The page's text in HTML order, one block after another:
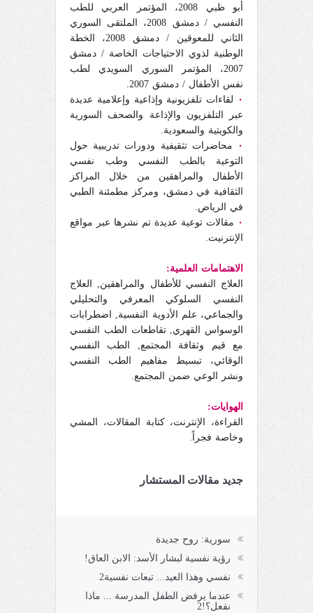
أبو ظبي 2008، المؤتمر العربي للطب
النفسي / دمشق 2008، الملتقى السوري
الثاني للمعوقين / دمشق 2008، الخطة
الوطنية لذوي الاحتياجات الخاصة / دمشق
2007، المؤتمر السوري السويدي لطب
نفس الأطفال / دمشق 2007.
٠
لقاءات تلفزيونية وإذاعية وإعلامية عديدة
عبر التلفزيون والإذاعة والصحف السورية
والكويتية والسعودية.
٠
محاضرات تثقيفية ودورات تدريبية حول
التوعية بالطب النفسي وطب نفسي
الأطفال والمراهقين من خلال المراكز
الثقافية في دمشق، ومركز مطمئنة الطبي
في الرياض.
٠ مقالات توعية عديدة تم نشرها عبر مواقع
الإنترنيت.
الاهتمامات العلمية:
العلاج النفسي للأطفال والمراهقين, العلاج
النفسي السلوكي المعرفي والتحليلي
والجماعي، علم الأدوية النفسية, اضطرابات
الوسواس القهري, تقاطعات الطب النفسي
مع قيم وثقافة المجتمع, الطب النفسي
الوقائي، تبسيط مفاهيم الطب النفسي
ونشر الوعي ضمن المجتمع.
الهوايات:
القراءة، الإنترنت، كتابة المقالات، المشي
وخاصة فجراً.
جديد مقالات المستشار
سورية: روح جديدة
رؤية نفسية لبشار الأسد: الابن العاق!
نفسي وهذا العيد... تبعات نفسية2
عندما يرفض الطفل المدرسة ... ماذا
نفعل؟!2